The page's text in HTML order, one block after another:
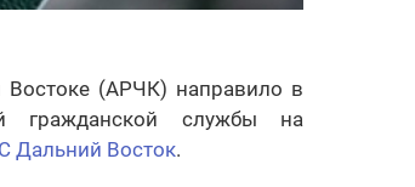
Востоке (АРЧК) направило в
гражданской службы на
Дальний Восток.